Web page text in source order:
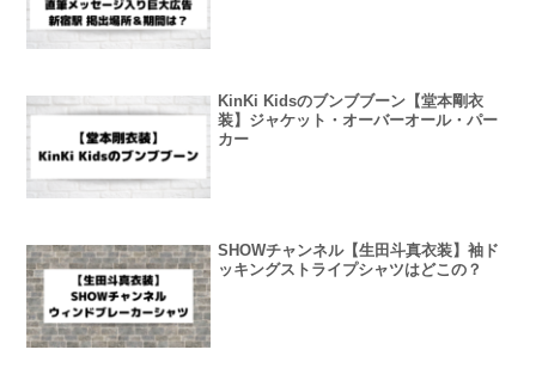
KinKi Kidsのブンブブーン【堂本剛衣
装】ジャケット・オーバーオール・パー
カー
SHOWチャンネル【生田斗真衣装】袖ド
ッキングストライプシャツはどこの？